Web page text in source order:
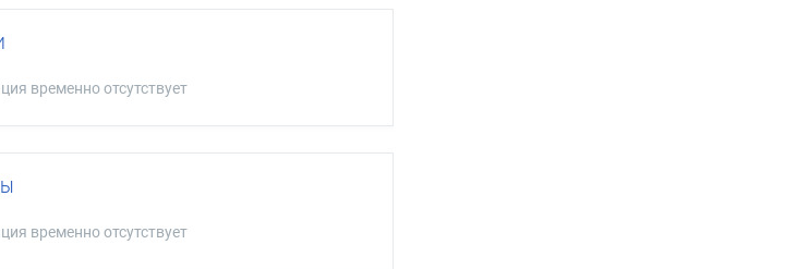
временно отсутствует
временно отсутствует